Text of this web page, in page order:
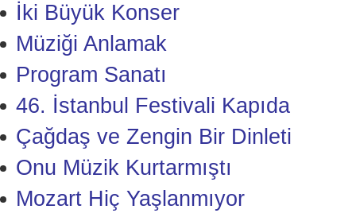
İki Büyük Konser
Müziği Anlamak
Program Sanatı
46. İstanbul Festivali Kapıda
Çağdaş ve Zengin Bir Dinleti
Onu Müzik Kurtarmıştı
Mozart Hiç Yaşlanmıyor